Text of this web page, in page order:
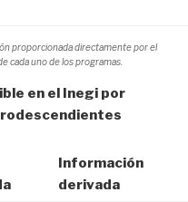
proporcionada directamente por el
cada uno de los programas.
en el Inegi por
Información
derivada